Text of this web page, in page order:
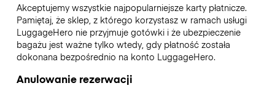
Akceptujemy wszystkie najpopularniejsze karty płatnicze.
Pamiętaj, że sklep, z którego korzystasz w ramach usługi
LuggageHero nie przyjmuje gotówki i że ubezpieczenie
bagażu jest ważne tylko wtedy, gdy płatność została
dokonana bezpośrednio na konto LuggageHero.
Anulowanie rezerwacji